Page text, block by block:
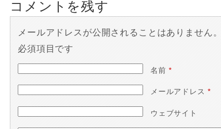
コメントを残す
メールアドレスが公開されることはありません
必須項目です
名前*
メールアドレス*
ウェブサイト